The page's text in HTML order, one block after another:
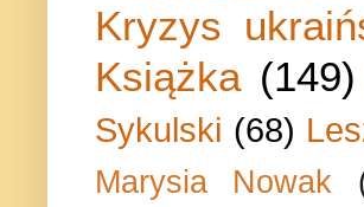
Kryzys
Książka (149)
Sykulski (68)
Marysia Nowak